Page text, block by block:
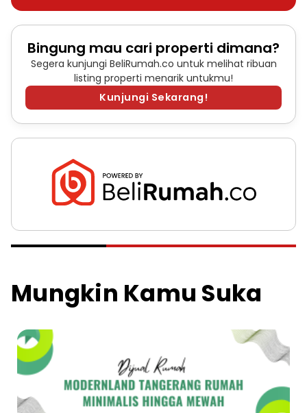
Bingung mau cari properti dimana?
Segera kunjungi BeliRumah.co untuk melihat ribuan
listing properti menarik untukmu!
Kunjungi Sekarang!
Mungkin Kamu Suka